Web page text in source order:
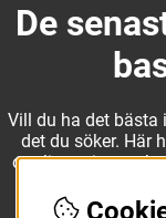
De
Vill du ha det bästa
det du söker. Här
otroliga priser, och
nyheter i
som vill ha